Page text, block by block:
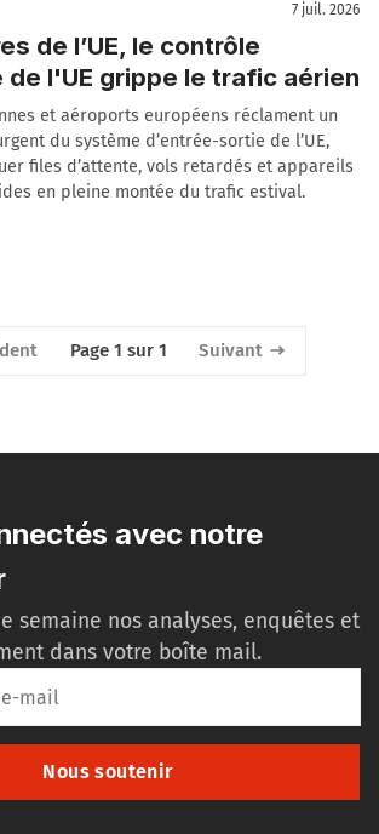
7 juil. 2026
de l’UE, le contrôle
l'UE grippe le trafic aérien
et aéroports européens réclament un
du système d’entrée-sortie de l’UE,
files d’attente, vols retardés et appareils
en pleine montée du trafic estival.
Page 1 sur 1 Suivant
avec notre
semaine nos analyses, enquêtes et
dans votre boîte mail.
Nous soutenir